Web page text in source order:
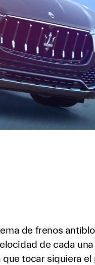
de frenos
de cada
tocar siquiera el